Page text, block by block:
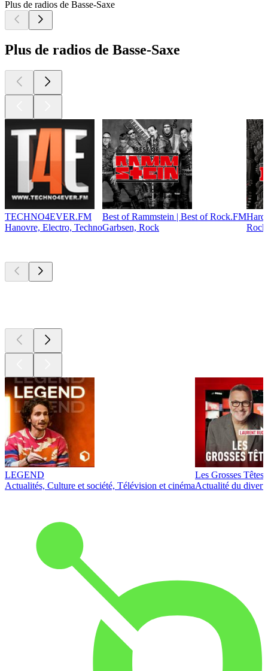
Plus de radios de Basse-Saxe
Plus de radios de Basse-Saxe
TECHNO4EVER.FM
Hanovre, Electro, Techno
Best of Rammstein | Best of Rock.FM
Garbsen, Rock
LEGEND
Actualités, Culture et société, Télévision et cinéma
Les Grosses Têtes
Actualité du